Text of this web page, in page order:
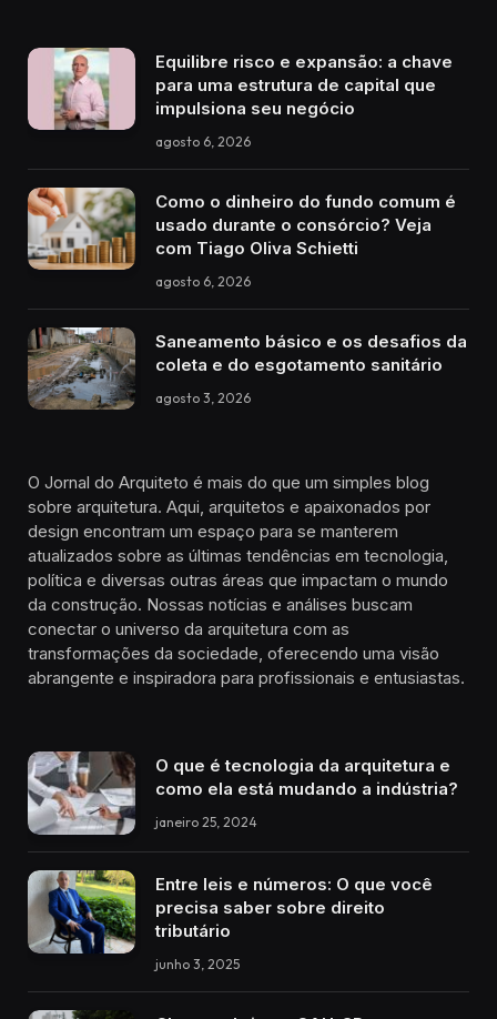
Equilibre risco e expansão: a chave
para uma estrutura de capital que
impulsiona seu negócio
agosto 6, 2026
Como o dinheiro do fundo comum é
usado durante o consórcio? Veja
com Tiago Oliva Schietti
agosto 6, 2026
Saneamento básico e os desafios da
coleta e do esgotamento sanitário
agosto 3, 2026
O Jornal do Arquiteto é mais do que um simples blog
sobre arquitetura. Aqui, arquitetos e apaixonados por
design encontram um espaço para se manterem
atualizados sobre as últimas tendências em tecnologia,
política e diversas outras áreas que impactam o mundo
da construção. Nossas notícias e análises buscam
conectar o universo da arquitetura com as
transformações da sociedade, oferecendo uma visão
abrangente e inspiradora para profissionais e entusiastas.
O que é tecnologia da arquitetura e
como ela está mudando a indústria?
janeiro 25, 2024
Entre leis e números: O que você
precisa saber sobre direito
tributário
junho 3, 2025